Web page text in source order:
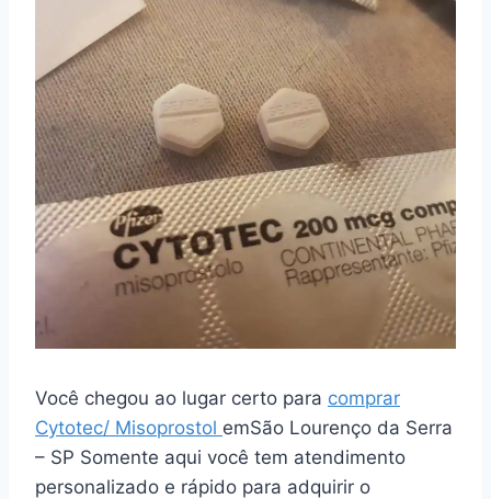
Você chegou ao lugar certo para comprar
Cytotec/ Misoprostol emSão Lourenço da Serra
– SP Somente aqui você tem atendimento
personalizado e rápido para adquirir o